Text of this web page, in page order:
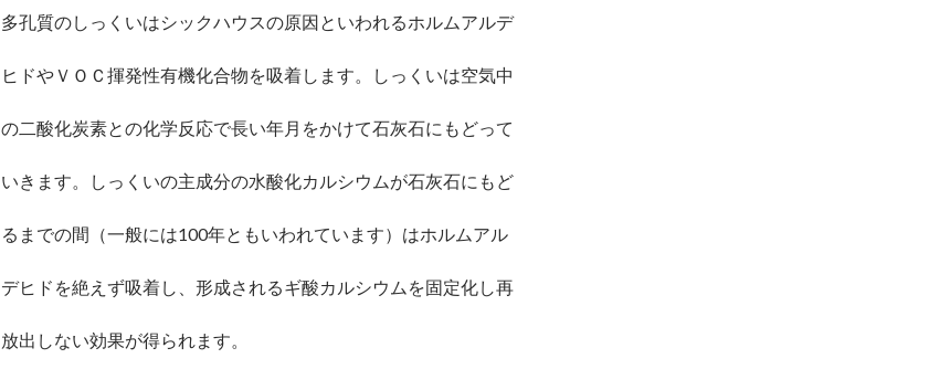
多孔質のしっくいはシックハウスの原因といわれるホルムアルデ
ヒドやＶＯＣ揮発性有機化合物を吸着します。しっくいは空気中
の二酸化炭素との化学反応で長い年月をかけて石灰石にもどって
いきます。しっくいの主成分の水酸化カルシウムが石灰石にもど
るまでの間（一般には100年ともいわれています）はホルムアル
デヒドを絶えず吸着し、形成されるギ酸カルシウムを固定化し再
放出しない効果が得られます。